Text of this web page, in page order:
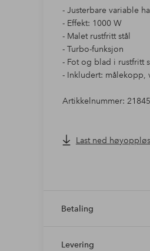
- Justerbare variable
- Effekt: 1000 W
- Malet rustfritt stål
- Turbo-funksjon
- Fot og blad i rustfritt
- Inkludert: målekopp,
Artikkelnummer:
Last ned
Betaling
Levering